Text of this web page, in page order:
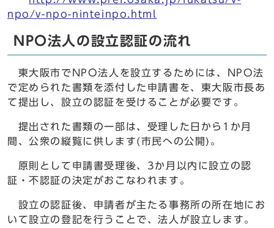
npo/v-npo-ninteinpo.html
NPO法人の設立認証の流れ
東大阪市でNPO法人を設立するためには、NPO法
で定められた書類を添付した申請書を、東大阪市長あ
て提出し、設立の認証を受けることが必要です。
提出された書類の一部は、受理した日から1か月
間、公衆の縦覧に供します(市民への公開)。
原則として申請書受理後、3か月以内に設立の認
証・不認証の決定がおこなわれます。
設立の認証後、申請者が主たる事務所の所在地にお
いて設立の登記を行うことで、法人が設立します。